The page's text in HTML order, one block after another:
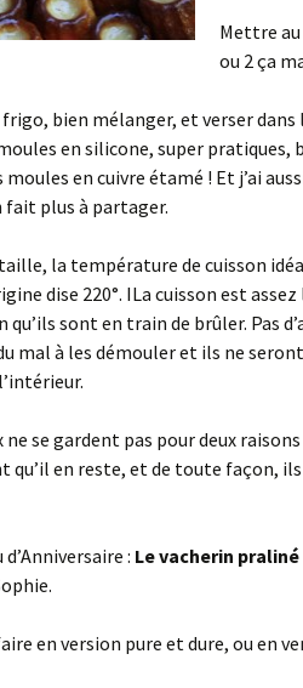
Mettre
ou 2 ça
bien mélanger, et verser dans
en silicone, super
moules en cuivre étamé ! Et j’ai
fait plus à partager.
la température de cuisson
dise 220°. ILa cuisson est
qu’ils sont en train de brûler. Pas
mal à les démouler et ils ne
ne se gardent pas pour deux
qu’il en reste, et de toute façon,
: Le vacherin
en version pure et dure, ou en